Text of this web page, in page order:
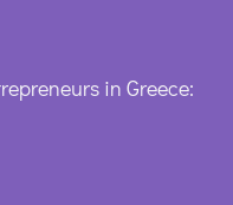
in Greece: